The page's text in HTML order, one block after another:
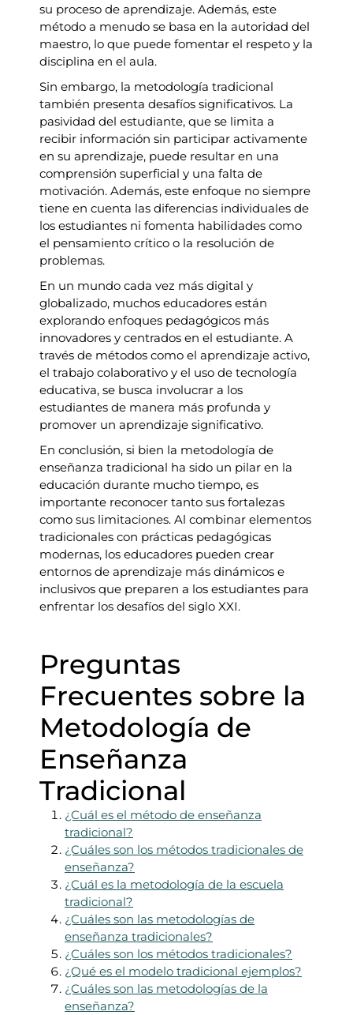
su proceso de aprendizaje. Además, este
método a menudo se basa en la autoridad del
maestro, lo que puede fomentar el respeto y la
disciplina en el aula.
Sin embargo, la metodología tradicional
también presenta desafíos significativos. La
pasividad del estudiante, que se limita a
recibir información sin participar activamente
en su aprendizaje, puede resultar en una
comprensión superficial y una falta de
motivación. Además, este enfoque no siempre
tiene en cuenta las diferencias individuales de
los estudiantes ni fomenta habilidades como
el pensamiento crítico o la resolución de
problemas.
En un mundo cada vez más digital y
globalizado, muchos educadores están
explorando enfoques pedagógicos más
innovadores y centrados en el estudiante. A
través de métodos como el aprendizaje activo,
el trabajo colaborativo y el uso de tecnología
educativa, se busca involucrar a los
estudiantes de manera más profunda y
promover un aprendizaje significativo.
En conclusión, si bien la metodología de
enseñanza tradicional ha sido un pilar en la
educación durante mucho tiempo, es
importante reconocer tanto sus fortalezas
como sus limitaciones. Al combinar elementos
tradicionales con prácticas pedagógicas
modernas, los educadores pueden crear
entornos de aprendizaje más dinámicos e
inclusivos que preparen a los estudiantes para
enfrentar los desafíos del siglo XXI.
Preguntas
Frecuentes sobre la
Metodología de
Enseñanza
Tradicional
¿Cuál es el método de enseñanza
tradicional?
¿Cuáles son los métodos tradicionales de
enseñanza?
¿Cuál es la metodología de la escuela
tradicional?
¿Cuáles son las metodologías de
enseñanza tradicionales?
¿Cuáles son los métodos tradicionales?
¿Qué es el modelo tradicional ejemplos?
¿Cuáles son las metodologías de la
enseñanza?